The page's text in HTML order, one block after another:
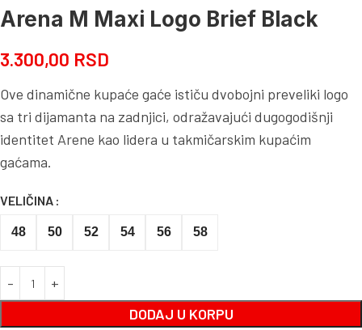
Arena M Maxi Logo Brief Black
3.300,00 RSD
Ove dinamične kupaće gaće ističu dvobojni preveliki logo
sa tri dijamanta na zadnjici, odražavajući dugogodišnji
identitet Arene kao lidera u takmičarskim kupaćim
gaćama.
VELIČINA
48 50 52 54 56 58
DODAJ U KORPU